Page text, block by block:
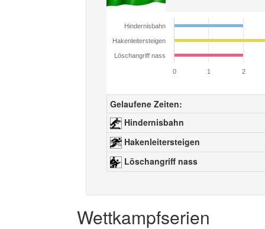
Hindernisbahn
Hakenleitersteigen
Löschangriff nass
0 1 2
Gelaufene Zeiten:
Hindernisbahn
Hakenleitersteigen
Löschangriff nass
Wettkampfserien